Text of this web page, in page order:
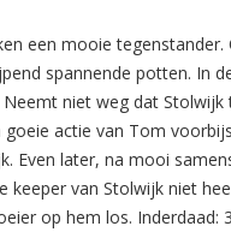
een mooie
spannende potten. In
niet weg dat
goeie actie van Tom
Even later, na mooi
keeper van Stolwijk niet
op hem los.